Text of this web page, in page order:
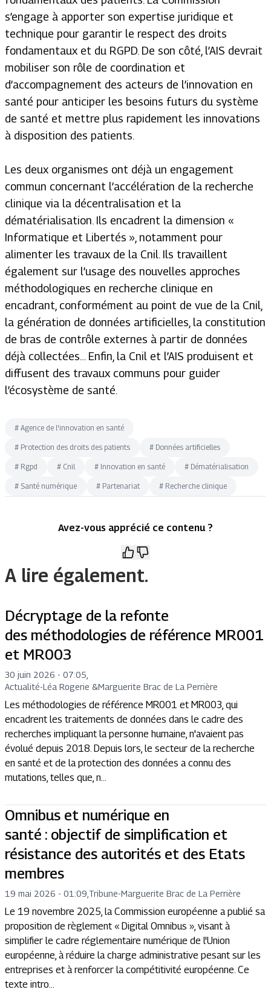
s’engage à apporter son expertise juridique et
technique pour garantir le respect des droits
fondamentaux et du RGPD. De son côté, l’AIS devrait
mobiliser son rôle de coordination et
d’accompagnement des acteurs de l’innovation en
santé pour anticiper les besoins futurs du système
de santé et mettre plus rapidement les innovations
à disposition des patients.
Les deux organismes ont déjà un engagement
commun concernant l’accélération de la recherche
clinique via la décentralisation et la
dématérialisation. Ils encadrent la dimension «
Informatique et Libertés », notamment pour
alimenter les travaux de la Cnil. Ils travaillent
également sur l’usage des nouvelles approches
méthodologiques en recherche clinique en
encadrant, conformément au point de vue de la Cnil,
la génération de données artificielles, la constitution
de bras de contrôle externes à partir de données
déjà collectées… Enfin, la Cnil et l’AIS produisent et
diffusent des travaux communs pour guider
l’écosystème de santé.
# Agence de l'innovation en santé
# Protection des droits des patients # Données artificielles
# Rgpd # Cnil # Innovation en santé # Dématérialisation
# Santé numérique # Partenariat # Recherche clinique
Avez-vous apprécié ce contenu ?
A lire également.
Décryptage de la refonte
des méthodologies de référence MR001
et MR003
30 juin 2026 - 07:05,
Actualité-Léa Rogerie &Marguerite Brac de La Perrière
Les méthodologies de référence MR001 et MR003, qui
encadrent les traitements de données dans le cadre des
recherches impliquant la personne humaine, n'avaient pas
évolué depuis 2018. Depuis lors, le secteur de la recherche
en santé et de la protection des données a connu des
mutations, telles que, n...
Omnibus et numérique en
santé : objectif de simplification et
résistance des autorités et des Etats
membres
19 mai 2026 - 01:09,Tribune-Marguerite Brac de La Perrière
Le 19 novembre 2025, la Commission européenne a publié sa
proposition de règlement « Digital Omnibus », visant à
simplifier le cadre réglementaire numérique de l'Union
européenne, à réduire la charge administrative pesant sur les
entreprises et à renforcer la compétitivité européenne. Ce
texte intro...